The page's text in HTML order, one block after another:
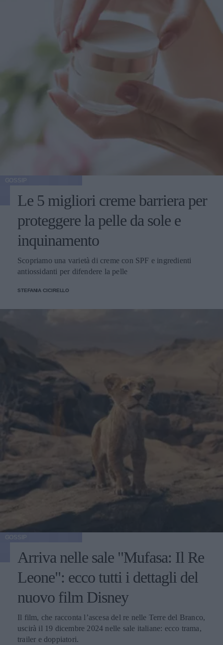
Le 5 migliori creme barriera per
proteggere la pelle da sole e
inquinamento
Scopriamo una varietà di creme con SPF e ingredienti
antiossidanti per difendere la pelle
STEFANIA CICIRELLO
Arriva nelle sale "Mufasa: Il Re
Leone": ecco tutti i dettagli del
nuovo film Disney
Il film, che racconta l’ascesa del re nelle Terre del Branco,
uscirà il 19 dicembre 2024 nelle sale italiane: ecco trama,
trailer e doppiatori.